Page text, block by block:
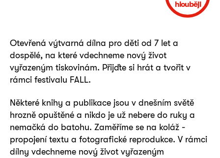
hlouběji
Otevřená výtvarná dílna pro děti od 7 let a
dospělé, na které vdechneme nový život
vyřazeným tiskovinám. Přijďte si hrát a tvořit v
rámci festivalu FALL.
Některé knihy a publikace jsou v dnešním světě
hrozně opuštěné a nikdo je už nebere do ruky a
nemačká do batohu. Zaměříme se na koláž -
propojení textu a fotografické reprodukce. V rámci
dílny vdechneme nový život vyřazeným